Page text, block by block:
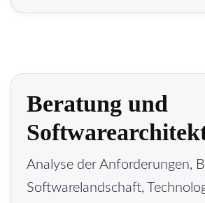
Beratung und
Analyse der Anforderungen,
Softwarelandschaft,